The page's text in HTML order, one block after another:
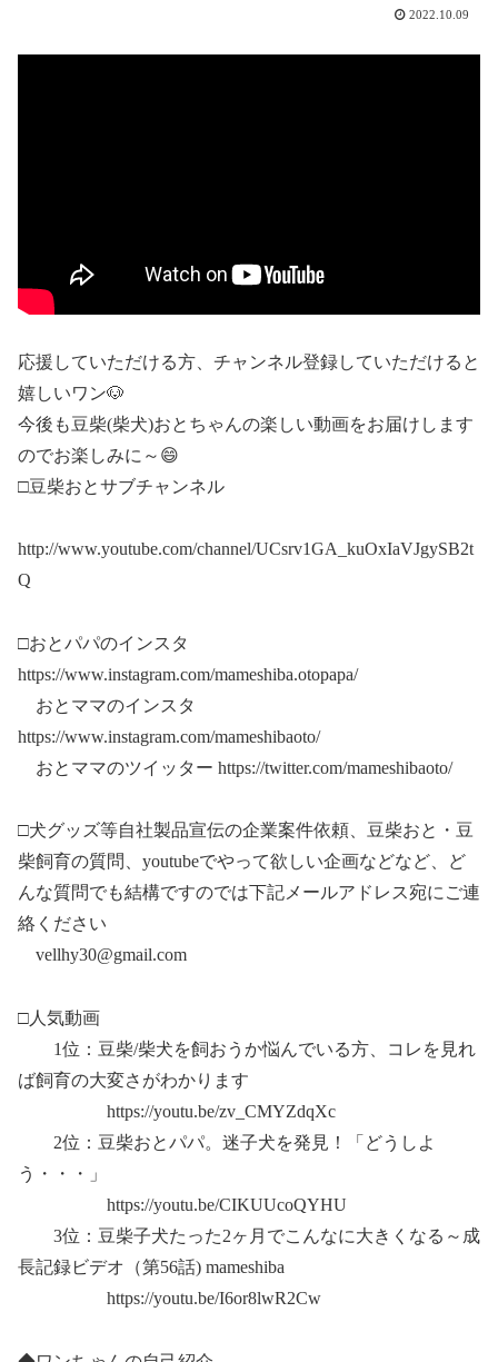
2022.10.09
応援していただける方、チャンネル登録していただけると
嬉しいワン🐶
今後も豆柴(柴犬)おとちゃんの楽しい動画をお届けします
のでお楽しみに～😄
□豆柴おとサブチャンネル
http://www.youtube.com/channel/UCsrv1GA_kuOxIaVJgySB2t
Q
□おとパパのインスタ
https://www.instagram.com/mameshiba.otopapa/
おとママのインスタ
https://www.instagram.com/mameshibaoto/
おとママのツイッター https://twitter.com/mameshibaoto/
□犬グッズ等自社製品宣伝の企業案件依頼、豆柴おと・豆
柴飼育の質問、youtubeでやって欲しい企画などなど、ど
んな質問でも結構ですのでは下記メールアドレス宛にご連
絡ください
vellhy30@gmail.com
□人気動画
1位：豆柴/柴犬を飼おうか悩んでいる方、コレを見れ
ば飼育の大変さがわかります
https://youtu.be/zv_CMYZdqXc
2位：豆柴おとパパ。迷子犬を発見！「どうしよ
う・・・」
https://youtu.be/CIKUUcoQYHU
3位：豆柴子犬たった2ヶ月でこんなに大きくなる～成
長記録ビデオ（第56話) mameshiba
https://youtu.be/I6or8lwR2Cw